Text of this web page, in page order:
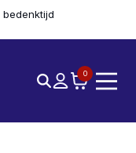
bedenktijd
0